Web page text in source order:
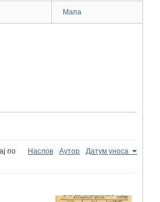
Мапа
по Наслов Аутор Датум уноса